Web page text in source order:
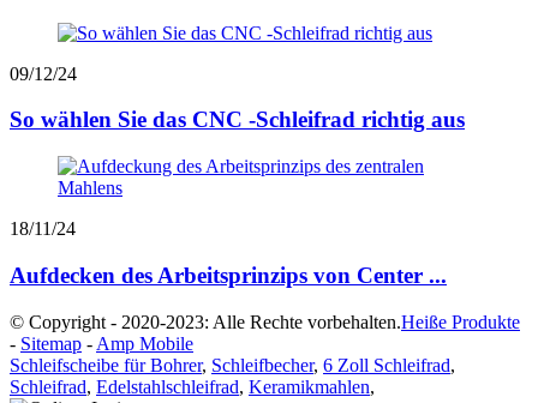
09/12/24
So wählen Sie das CNC -Schleifrad richtig aus
18/11/24
Aufdecken des Arbeitsprinzips von Center ...
© Copyright - 2020-2023: Alle Rechte vorbehalten.Heiße Produkte
- Sitemap - Amp Mobile
Schleifscheibe für Bohrer, Schleifbecher, 6 Zoll Schleifrad,
Schleifrad, Edelstahlschleifrad, Keramikmahlen,